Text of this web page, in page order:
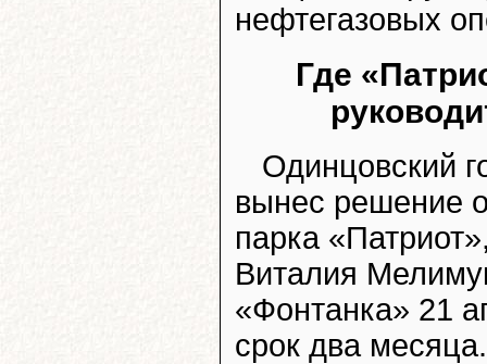
нефтегазовых
Где
Одинцовский
вынес решение
парка
Виталия
«Фонтанка» 21
срок два месяца.